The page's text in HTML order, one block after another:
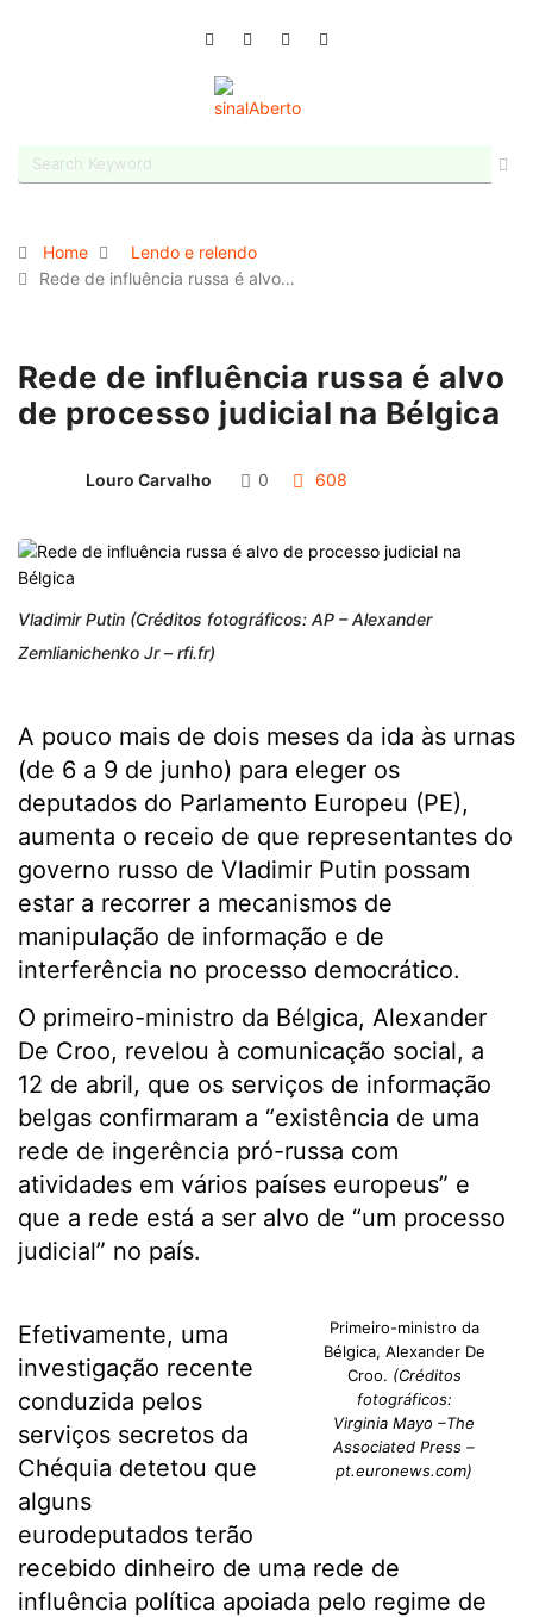
Home
Lendo e relendo
Rede de influência russa é alvo…
Rede de influência russa é alvo
de processo judicial na Bélgica
Louro Carvalho 0 608
Vladimir Putin (Créditos fotográficos: AP – Alexander
Zemlianichenko Jr – rfi.fr)
A pouco mais de dois meses da ida às urnas
(de 6 a 9 de junho) para eleger os
deputados do Parlamento Europeu (PE),
aumenta o receio de que representantes do
governo russo de Vladimir Putin possam
estar a recorrer a mecanismos de
manipulação de informação e de
interferência no processo democrático.
O primeiro-ministro da Bélgica, Alexander
De Croo, revelou à comunicação social, a
12 de abril, que os serviços de informação
belgas confirmaram a “existência de uma
rede de ingerência pró-russa com
atividades em vários países europeus” e
que a rede está a ser alvo de “um processo
judicial” no país.
Primeiro-ministro da
Bélgica, Alexander De
Croo. (Créditos
fotográficos:
Virginia Mayo –The
Associated Press –
pt.euronews.com)
Efetivamente, uma
investigação recente
conduzida pelos
serviços secretos da
Chéquia detetou que
alguns
eurodeputados terão
recebido dinheiro de uma rede de
influência política apoiada pelo regime de